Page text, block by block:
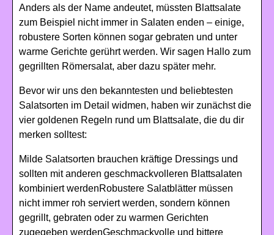
Anders als der Name andeutet, müssten Blattsalate
zum Beispiel nicht immer in Salaten enden – einige,
robustere Sorten können sogar gebraten und unter
warme Gerichte gerührt werden. Wir sagen Hallo zum
gegrillten Römersalat, aber dazu später mehr.
Bevor wir uns den bekanntesten und beliebtesten
Salatsorten im Detail widmen, haben wir zunächst die
vier goldenen Regeln rund um Blattsalate, die du dir
merken solltest:
Milde Salatsorten brauchen kräftige Dressings und
sollten mit anderen geschmackvolleren Blattsalaten
kombiniert werdenRobustere Salatblätter müssen
nicht immer roh serviert werden, sondern können
gegrillt, gebraten oder zu warmen Gerichten
zugegeben werdenGeschmackvolle und bittere